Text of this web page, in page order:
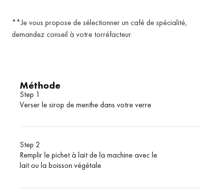
**Je vous propose de sélectionner un café de spécialité,
demandez conseil à votre torréfacteur.
Méthode
Step 1
Verser le sirop de menthe dans votre verre
Step 2
Remplir le pichet à lait de la machine avec le
lait ou la boisson végétale